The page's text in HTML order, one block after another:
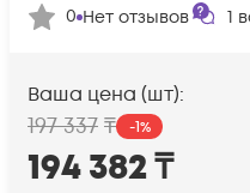
0 Нет отзывов 1
Ваша цена (шт):
197 337 ₸ -1%
194 382₸